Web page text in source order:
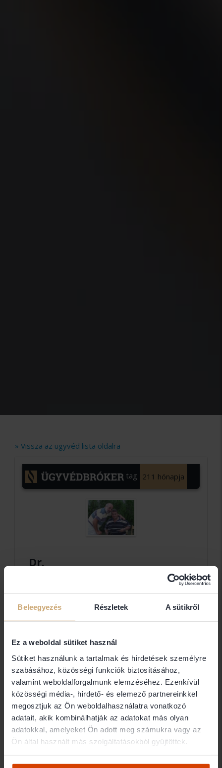
Beleegyezés Részletek A sütikről
Ez a weboldal sütiket használ
Sütiket használunk a tartalmak és hirdetések személyre
szabásához, közösségi funkciók biztosításához,
valamint weboldalforgalmunk elemzéséhez. Ezenkívül
közösségi média-, hirdető- és elemező partnereinkkel
megosztjuk az Ön weboldalhasználatra vonatkozó
adatait, akik kombinálhatják az adatokat más olyan
adatokkal, amelyeket Ön adott meg számukra vagy az
Ön által használt más szolgáltatásokból gyűjtöttek.
» Vissza az ügyvéd lista oldalra
tag 211 hónapja
Dr.
egyéni
ügyvéd
Elérhetőségek
5000 Szolnok Dózsa Gy. út 1.
Ügyfélfogadás
hétköznap 14-16.30-ig valamint előzetes